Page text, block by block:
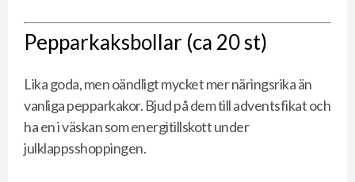
Pepparkaksbollar (ca 20 st)
Lika goda, men oändligt mycket mer näringsrika än
vanliga pepparkakor. Bjud på dem till adventsfikat och
ha en i väskan som energitillskott under
julklappsshoppingen.